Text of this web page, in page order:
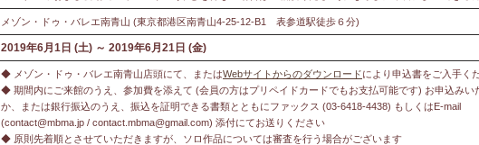
メゾン・ドゥ・バレエ南青山 (東京都港区南青山4-25-12-B1 表参道駅徒歩６分)
2019年6月1日 (土) ～ 2019年6月21日 (金)
◆ メゾン・ドゥ・バレエ南青山店頭にて、またはWebサイトからのダウンロードにより申込書をご入手く
◆ 期間内にご来館のうえ、参加費を添えて (会員の方はプリペイドカードでもお支払可能です) お申込みい
か、または銀行振込のうえ、振込を証明できる書類とともにファックス (03-6418-4438) もしくはE-mail
(contact@mbma.jp / contact.mbma@gmail.com) 添付にてお送りください
◆ 原則先着順とさせていただきますが、ソロ作品については審査を行う場合がございます